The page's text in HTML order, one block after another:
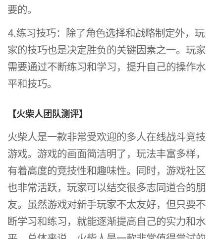
要的。
4.练习技巧：除了角色选择和战略制定外，玩
家的技巧也是决定胜负的关键因素之一。玩家
需要通过不断练习和学习，提升自己的操作水
平和技巧。
【火柴人团队测评】
火柴人是一款非常受欢迎的多人在线战斗竞技
游戏。游戏的画面简洁明了，玩法丰富多样，
有着高度的竞技性和趣味性。同时，游戏社区
也非常活跃，玩家可以结交很多志同道合的朋
友。虽然游戏对新手玩家不太友好，但只要不
断学习和练习，就能逐渐提高自己的实力和水